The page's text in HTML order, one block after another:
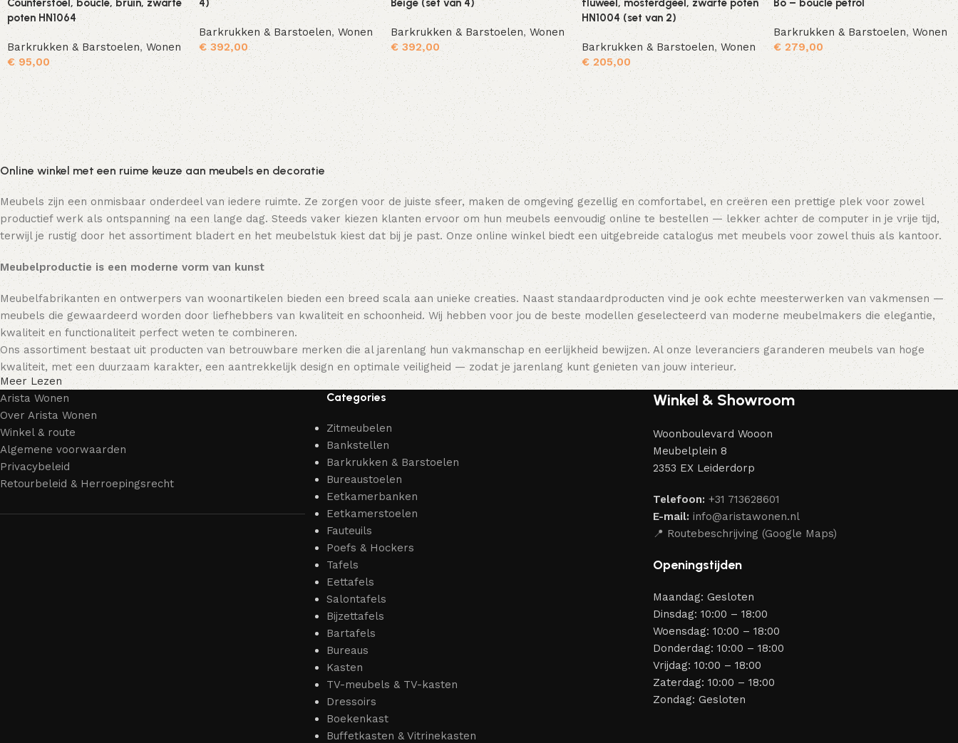
Counterstoel, bouclé, bruin, zwarte
poten HN1064
Barkrukken & Barstoelen,Wonen
€95,00
4)
Barkrukken & Barstoelen, Wonen
€392,00
Toevoegen aan winkelwagen
Beige (set van 4)
Barkrukken & Barstoelen,Wonen
€392,00
Toevoegen aan winkelwagen
fluweel, mosterdgeel, zwarte poten
HN1004 (set van 2)
Barkrukken & Barstoelen,Wonen
€205,00
Toevoegen aan winkelwagen
Bo – bouclé petrol
Barkrukken & Barstoelen,Wonen
€279,00
Toevoegen aan winkelwagen
Online winkel met een ruime keuze aan meubels en decoratie
Meubels zijn een onmisbaar onderdeel van iedere ruimte. Ze zorgen voor de juiste sfeer, maken de omgeving gezellig en comfortabel, en creëren een prettige plek voor zowel
productief werk als ontspanning na een lange dag. Steeds vaker kiezen klanten ervoor om hun meubels eenvoudig online te bestellen — lekker achter de computer in je vrije tijd,
terwijl je rustig door het assortiment bladert en het meubelstuk kiest dat bij je past. Onze online winkel biedt een uitgebreide catalogus met meubels voor zowel thuis als kantoor.
Meubelproductie is een moderne vorm van kunst
Meubelfabrikanten en ontwerpers van woonartikelen bieden een breed scala aan unieke creaties. Naast standaardproducten vind je ook echte meesterwerken van vakmensen —
meubels die gewaardeerd worden door liefhebbers van kwaliteit en schoonheid. Wij hebben voor jou de beste modellen geselecteerd van moderne meubelmakers die elegantie,
kwaliteit en functionaliteit perfect weten te combineren.
Ons assortiment bestaat uit producten van betrouwbare merken die al jarenlang hun vakmanschap en eerlijkheid bewijzen. Al onze leveranciers garanderen meubels van hoge
kwaliteit, met een duurzaam karakter, een aantrekkelijk design en optimale veiligheid — zodat je jarenlang kunt genieten van jouw interieur.
Meer Lezen
Arista Wonen
Over Arista Wonen
Winkel & route
Algemene voorwaarden
Privacybeleid
Retourbeleid & Herroepingsrecht
Categories
Zitmeubelen
Bankstellen
Barkrukken & Barstoelen
Bureaustoelen
Eetkamerbanken
Eetkamerstoelen
Fauteuils
Poefs & Hockers
Tafels
Eettafels
Salontafels
Bijzettafels
Bartafels
Bureaus
Kasten
TV-meubels & TV-kasten
Dressoirs
Boekenkast
Buffetkasten & Vitrinekasten
Winkel & Showroom
Woonboulevard Wooon
Meubelplein 8
2353 EX Leiderdorp
Telefoon: +31 713628601
E-mail: info@aristawonen.nl
📍 Routebeschrijving (Google Maps)
Openingstijden
Maandag: Gesloten
Dinsdag: 10:00 – 18:00
Woensdag: 10:00 – 18:00
Donderdag: 10:00 – 18:00
Vrijdag: 10:00 – 18:00
Zaterdag: 10:00 – 18:00
Zondag: Gesloten